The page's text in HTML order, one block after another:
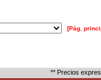
[Pág.
** Precios